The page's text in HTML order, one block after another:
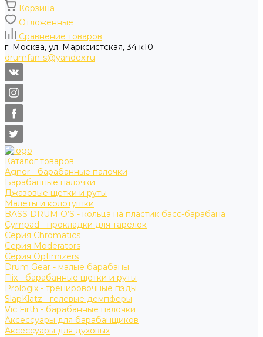
Корзина
Отложенные
Сравнение товаров
г. Москва, ул. Марксистская, 34 к10
drumfan-s@yandex.ru
Каталог товаров
Agner - барабанные палочки
Барабанные палочки
Джазовые щетки и руты
Малеты и колотушки
BASS DRUM O’S - кольца на пластик басс-барабана
Cympad - прокладки для тарелок
Серия Chromatics
Серия Moderators
Серия Optimizers
Drum Gear - малые барабаны
Flix - барабанные щетки и руты
Prologix - тренировочные пэды
SlapKlatz - гелевые демпферы
Vic Firth - барабанные палочки
Аксессуары для барабанщиков
Аксессуары для духовых